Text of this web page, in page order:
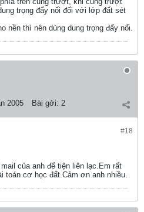
trọng đẩy nối đối với lớp đất sét
nền thì nên dùng dung trọng đẩy nổi.
2005 Bài gởi: 2
#18
của anh để tiện liên lạc.Em rất
toán cơ học đất.Cảm ơn anh nhiều.